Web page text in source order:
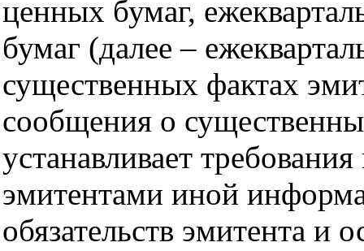
ценных бумаг,
бумаг (далее –
существенных фактах
сообщения о
устанавливает
эмитентами иной
обязательств эмитента и